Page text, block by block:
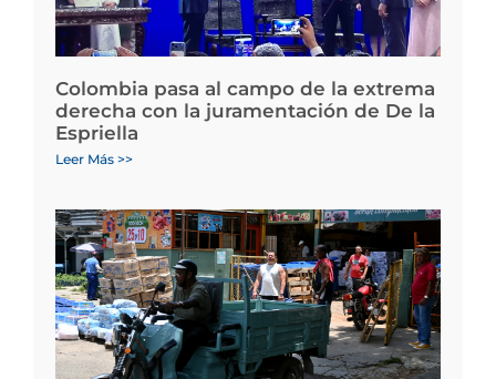
Colombia pasa al campo de la extrema
derecha con la juramentación de De la
Espriella
Leer Más >>